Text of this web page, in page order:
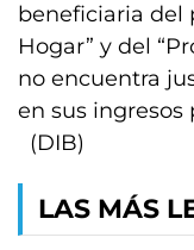
beneficiaria del
Hogar” y del
no encuentra
en sus ingresos
(DIB)
LAS MÁS